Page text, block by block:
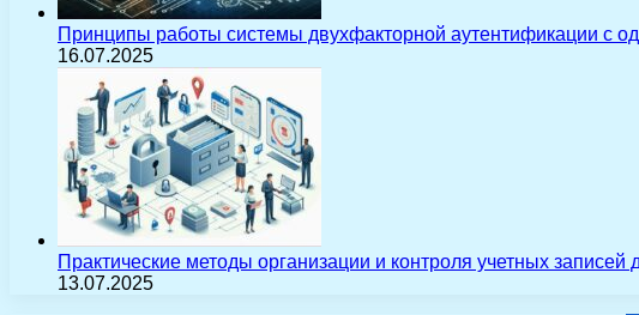
Принципы работы системы двухфакторной аутентификации с
16.07.2025
Практические методы организации и контроля учетных
13.07.2025